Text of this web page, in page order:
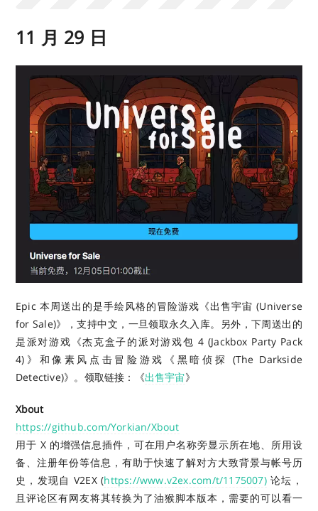
11 月 29 日
Epic 本周送出的是手绘风格的冒险游戏《出售宇宙 (Universe
for Sale)》，支持中文，一旦领取永久入库。另外，下周送出的
是派对游戏《杰克盒子的派对游戏包 4 (Jackbox Party Pack
4)》和像素风点击冒险游戏《黑暗侦探 (The Darkside
Detective)》。 领取链接：《出售宇宙》
Xbout
https://github.com/Yorkian/Xbout
用于 X 的增强信息插件，可在用户名称旁显示所在地、所用设
备、注册年份等信息，有助于快速了解对方大致背景与帐号历
史，发现自 V2EX (https://www.v2ex.com/t/1175007)论坛，
且评论区有网友将其转换为了油猴脚本版本，需要的可以看一